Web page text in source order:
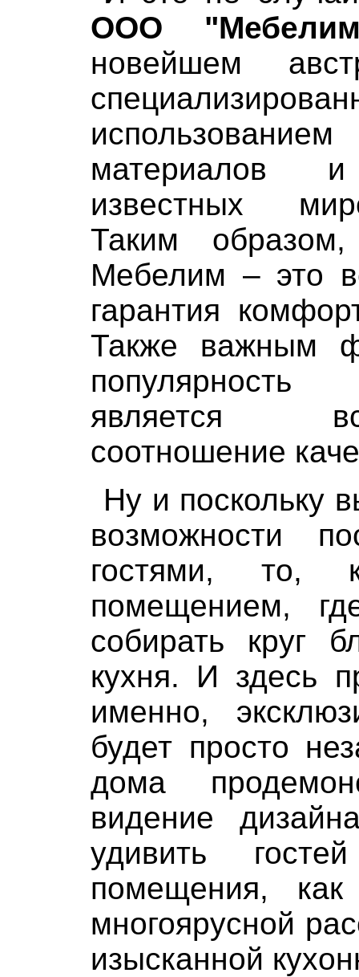
ООО
новейшем
материалов
известных
Таким
Мебелим – это
гарантия
Также важным
является
соотношение
Ну и поскольку
возможности
гостями, то,
помещением,
собирать круг
кухня. И здесь
именно,
будет просто
дома
видение
удивить
помещения, как
многоярусной
изысканной